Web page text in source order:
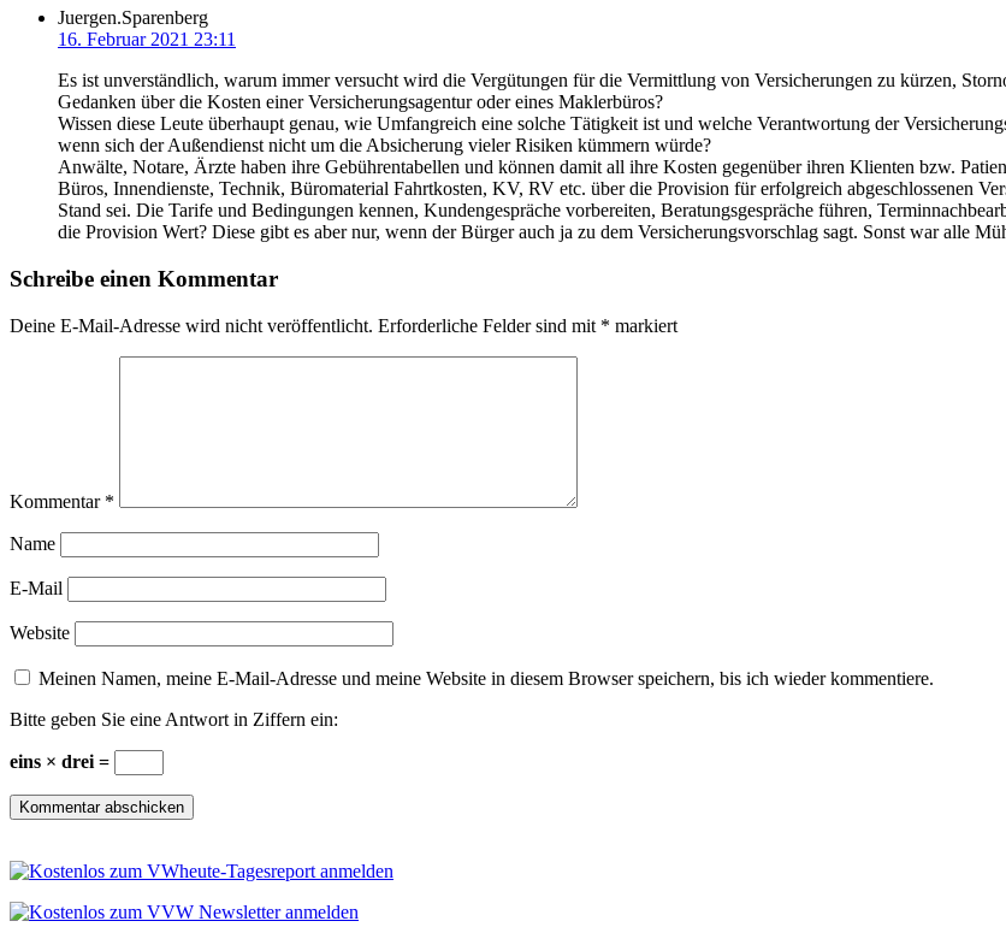
Juergen.Sparenberg
16. Februar 2021 23:11
Es ist unverständlich, warum immer versucht wird die Vergütungen für die Vermittlung von Versicherungen zu kürzen,
Gedanken über die Kosten einer Versicherungsagentur oder eines Maklerbüros?
Wissen diese Leute überhaupt genau, wie Umfangreich eine solche Tätigkeit ist und welche Verantwortung der
wenn sich der Außendienst nicht um die Absicherung vieler Risiken kümmern würde?
Anwälte, Notare, Ärzte haben ihre Gebührentabellen und können damit all ihre Kosten gegenüber ihren Klienten bzw.
Büros, Innendienste, Technik, Büromaterial Fahrtkosten, KV, RV etc. über die Provision für erfolgreich abgeschlossenen
Stand sei. Die Tarife und Bedingungen kennen, Kundengespräche vorbereiten, Beratungsgespräche führen,
die Provision Wert? Diese gibt es aber nur, wenn der Bürger auch ja zu dem Versicherungsvorschlag sagt. Sonst war alle
Schreibe einen Kommentar
Deine E-Mail-Adresse wird nicht veröffentlicht. Erforderliche Felder sind mit * markiert
Kommentar *
Name
E-Mail
Website
Meinen Namen, meine E-Mail-Adresse und meine Website in diesem Browser speichern, bis ich wieder kommentiere.
Bitte geben Sie eine Antwort in Ziffern ein:
eins × drei =